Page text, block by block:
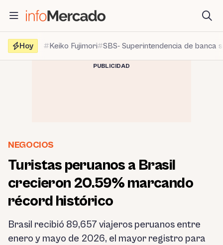
contenido
Hoy
Keiko Fujimori SBS- Superintendencia de banca
PUBLICIDAD
NEGOCIOS
Turistas peruanos a Brasil
crecieron 20.59% marcando
récord histórico
Brasil recibió 89,657 viajeros peruanos entre
enero y mayo de 2026, el mayor registro para